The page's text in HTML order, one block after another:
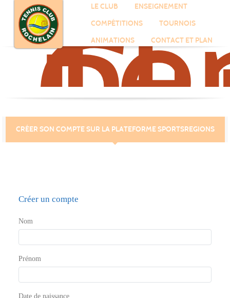
LE CLUB
ENSEIGNEMENT
COMPÉTITIONS
TOURNOIS
ANIMATIONS
CONTACT ET PLAN
CRÉER SON COMPTE SUR LA PLATEFORME SPORTSREGIONS
Créer un compte
Nom
Prénom
Date de naissance
Panneau de gestion des cookies